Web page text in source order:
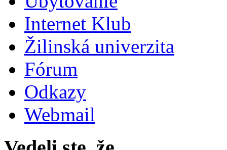
Internet Klub
Žilinská univerzita
Fórum
Odkazy
Webmail